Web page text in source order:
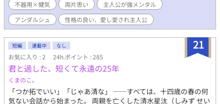
していますので、スッキリ読了できます。 第二部 ------【5巻
～】 『くっついたCPが支え合う姿が読みたい』という方と 『い
やいや世界を救うまでが聖女物だろ!!』という方には ここからが
本番です。 異世界の闇を明かして人々の救済を目指します。 7巻
からは新キャラ続々で、サブCPも続々参戦します。 激重感情を抱
えながらも絶妙に噛み合わない『お前さえいればいい』共依存の
幼馴染主従や、 『友達と恋人の好きって何が違うの!?』と初恋に
戸惑う少年騎士同士、 『俺に幸せになる資格はない』と死を望む
男に『俺が絶対に幸せにします！』と叫ぶ男、 不憫な子を不埒な
輩から保護していたつもりが、いつの間にか本気になっていた二
不器用×健気
両片思い
主人公が強メンタル
アンダルシュ
性格の良い、愛し愛され主人公
21
短編 連載中 なし
お気に入り : 2 24h.ポイント : 285
君と過した、短くて永遠の25年
くまのこ。
「つか拓でいい」「じゃあ清な」 ――すべては、十四歳の春の何
気ない会話から始まった。 両親を亡くした清水星汰（しみず せい